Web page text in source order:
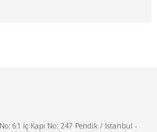
pahalı.
61 İç Kapı No: 247 Pendik / Istanbul -